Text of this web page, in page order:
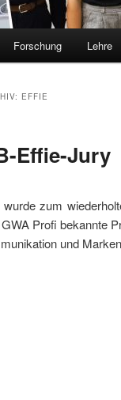
Forschung Lehre
EFFIE
Effie-Jury
wurde zum
Profi bekannte
und